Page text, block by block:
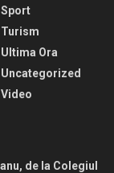
Sport
Turism
Ultima Ora
Uncategorized
Video
de la Colegiul